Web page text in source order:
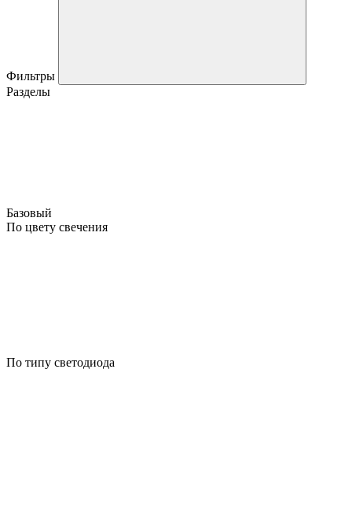
Фильтры
Разделы
Базовый
По цвету свечения
По типу светодиода